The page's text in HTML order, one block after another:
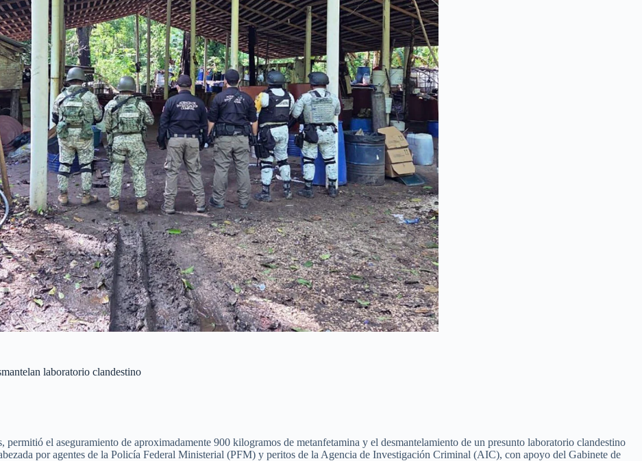
laboratorio clandestino
el aseguramiento de aproximadamente 900 kilogramos de metanfetamina y el desmantelamiento de un presunto laboratorio clandestino
por agentes de la Policía Federal Ministerial (PFM) y peritos de la Agencia de Investigación Criminal (AIC), con apoyo del Gabinete de